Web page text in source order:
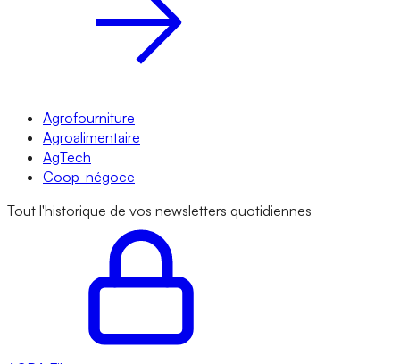
Agrofourniture
Agroalimentaire
AgTech
Coop-négoce
Tout l'historique de vos newsletters quotidiennes